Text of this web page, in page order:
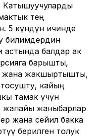
Катышуучуларды
тең
5 күндүн ичинде
билимдердин
астында балдар ак
барышты,
жана жакшыртышты,
кайың
тамак үчүн
жапайы жаныбарлар
жана сейил бакка
берилген толук